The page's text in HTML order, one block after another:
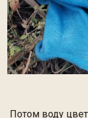
Потом воду